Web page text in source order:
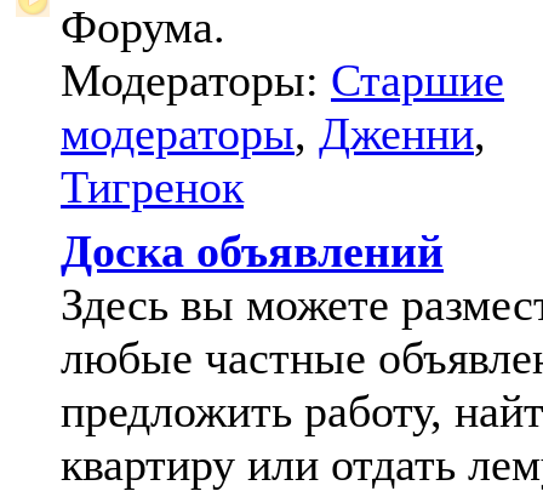
Форума.
Модераторы: Старшие
модераторы, Дженни,
Тигренок
Доска объявлений
Здесь вы можете
любые частные
предложить работу,
квартиру или отдать